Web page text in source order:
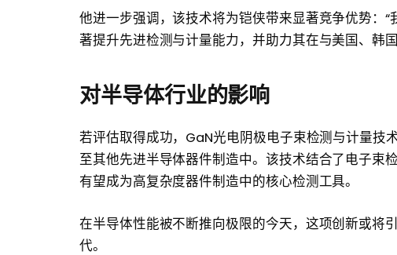
他进一步强调，该技术将为铠侠带来显著竞争优势：
著提升先进检测与计量能力，并助力其在与美国、韩
对半导体行业的影响
若评估取得成功，GaN光电阴极电子束检测与计量技
至其他先进半导体器件制造中。该技术结合了电子束
有望成为高复杂度器件制造中的核心检测工具。
在半导体性能被不断推向极限的今天，这项创新或将
代。